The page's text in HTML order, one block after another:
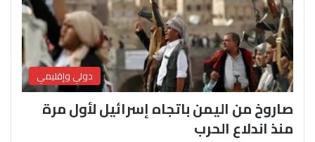
دولي وإقليمي
صاروخ من اليمن باتجاه إسرائيل لأول مرة
منذ اندلاع الحرب